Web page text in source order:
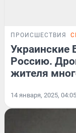
ПРОИСШЕСТВИЯ
Украинские
Россию.
жителя
14 января, 2025, 04:05